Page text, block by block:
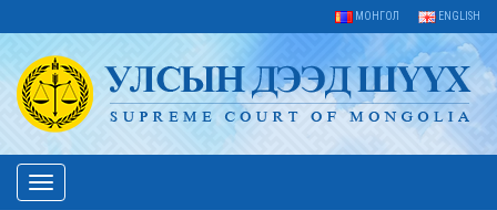
МОНГОЛ ENGLISH
Toggle
navigation